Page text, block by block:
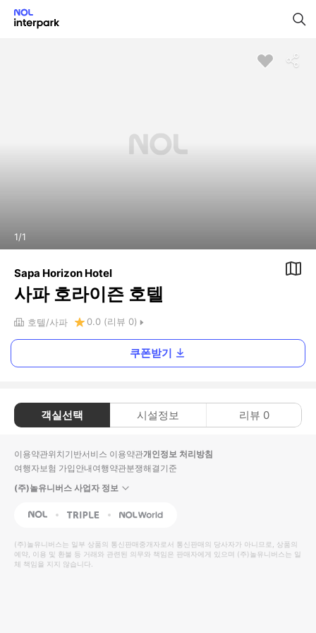
1/1
Sapa Horizon Hotel
사파 호라이즌 호텔
호텔 사파 0.0 (리뷰 0)
쿠폰받기
객실선택 시설정보 리뷰 0
이용약관위치기반서비스 이용약관개인정보 처리방침
여행자보험 가입안내여행약관분쟁해결기준
(주)놀유니버스 사업자 정보
NOL Triple Interpark Global
(주)놀유니버스는 일부 상품의 통신판매중개자로서 통신판매의 당사자가 아니므로, 상품의
예약, 이용 및 환불 등 거래와 관련된 의무와 책임은 판매자에게 있으며 (주)놀유니버스는 일
체 책임을 지지 않습니다.